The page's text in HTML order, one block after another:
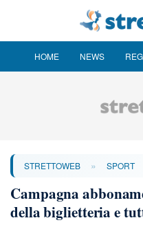
HOME NEWS
STRETTOWEB » SPORT
Campagna
della biglietteria e